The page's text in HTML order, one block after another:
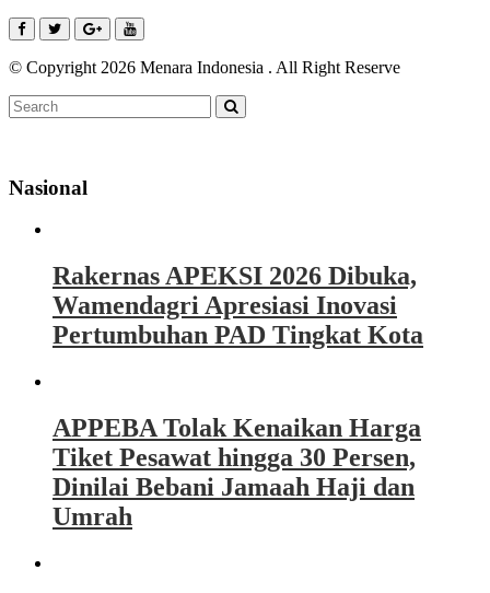
© Copyright 2026 Menara Indonesia . All Right Reserve
Nasional
Rakernas APEKSI 2026 Dibuka,
Wamendagri Apresiasi Inovasi
Pertumbuhan PAD Tingkat Kota
APPEBA Tolak Kenaikan Harga
Tiket Pesawat hingga 30 Persen,
Dinilai Bebani Jamaah Haji dan
Umrah